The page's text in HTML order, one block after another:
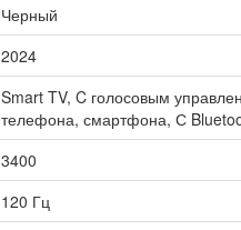
Черный
2024
Smart TV, C голосовым
телефона, смартфона, С
3400
120 Гц